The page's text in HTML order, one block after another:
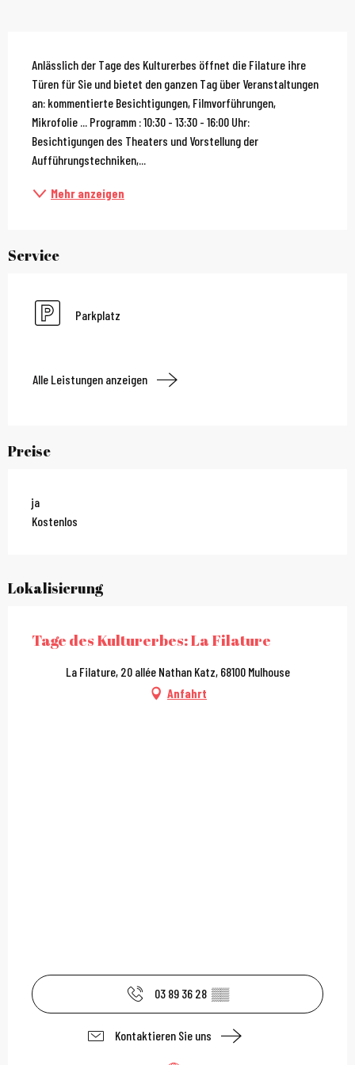
Beschreibung
Anlässlich der Tage des Kulturerbes öffnet die Filature ihre
Türen für Sie und bietet den ganzen Tag über Veranstaltungen
an: kommentierte Besichtigungen, Filmvorführungen,
Mikrofolie ... Programm : 10:30 - 13:30 - 16:00 Uhr:
Besichtigungen des Theaters und Vorstellung der
Aufführungstechniken,...
Mehr anzeigen
Service
Parkplatz
Alle Leistungen anzeigen
Preise
ja
Kostenlos
Lokalisierung
Tage des Kulturerbes: La Filature
La Filature, 20 allée Nathan Katz, 68100 Mulhouse
Anfahrt
03 89 36 28 ▒▒
Kontaktieren Sie uns